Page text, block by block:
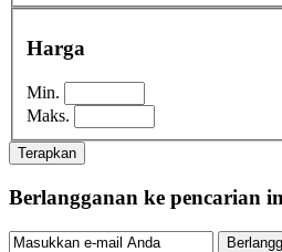
Harga
Min.
Maks.
Terapkan
Berlangganan ke pencarian